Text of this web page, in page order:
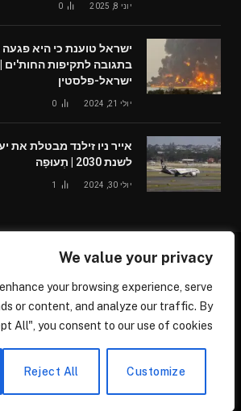
We value your privacy
your browsing experience, serve
or content, and analyze our traffic. By
All", you consent to our use of cookies.
Customize
Reject All
יוני 8, 2025 0
ישראל טוענת כי היא פגעה
בתגובה לתקיפות החות'ים
ישראל-פלסטין
יולי 21, 2024 0
אייר ניו זילנד מבטלת את
לשנת 2030 | תְעוּפָה
יולי 30, 2024 1
עלינו
צור קשר
דרושים נהגים בכל הארץ ומכל הסוגים, נהגי
driversjobbs1.com/sign-up/